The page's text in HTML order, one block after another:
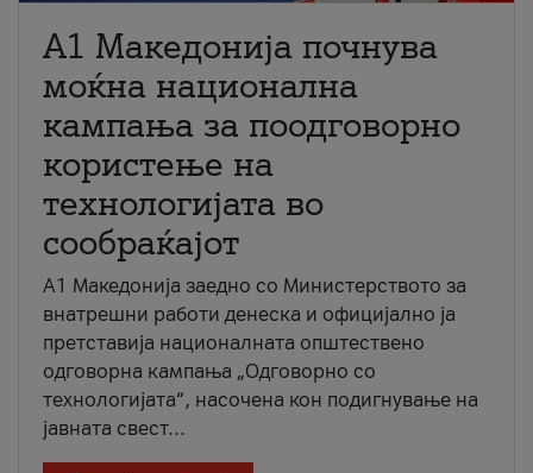
A1 Македонија почнува
моќна национална
кампања за поодговорно
користење на
технологијата во
сообраќајот
A1 Македонија заедно со Министерството за
внатрешни работи денеска и официјално ја
претставија националната општествено
одговорна кампања „Одговорно со
технологијата“, насочена кон подигнување на
јавната свест...